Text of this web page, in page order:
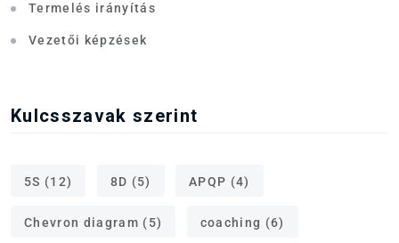
Termelés irányítás
Vezetői képzések
Kulcsszavak szerint
5S (12) 8D (5) APQP (4)
Chevron diagram (5) coaching (6)